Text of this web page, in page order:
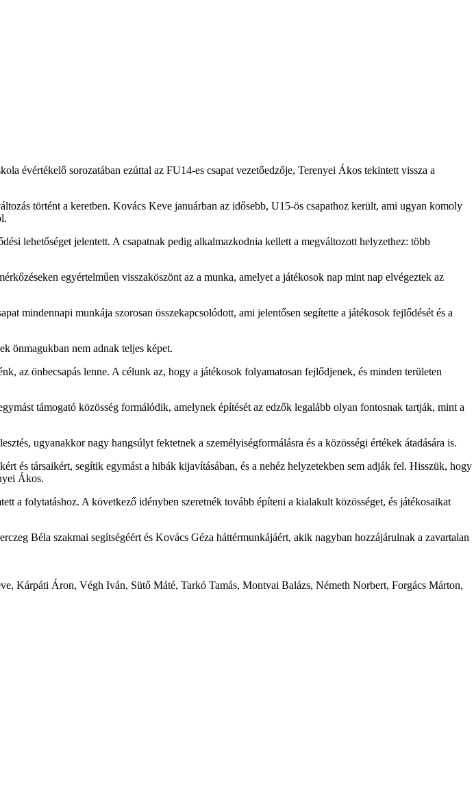
évértékelő sorozatában ezúttal az FU14-es csapat vezetőedzője, Terenyei Ákos tekintett vissza a
történt a keretben. Kovács Keve januárban az idősebb, U15-ös csapathoz került, ami ugyan komoly
lehetőséget jelentett. A csapatnak pedig alkalmazkodnia kellett a megváltozott helyzethez: több
egyértelműen visszaköszönt az a munka, amelyet a játékosok nap mint nap elvégeztek az
mindennapi munkája szorosan összekapcsolódott, ami jelentősen segítette a játékosok fejlődését és a
önmagukban nem adnak teljes képet.
az önbecsapás lenne. A célunk az, hogy a játékosok folyamatosan fejlődjenek, és minden területen
támogató közösség formálódik, amelynek építését az edzők legalább olyan fontosnak tartják, mint a
ugyanakkor nagy hangsúlyt fektetnek a személyiségformálásra és a közösségi értékek átadására is.
és társaikért, segítik egymást a hibák kijavításában, és a nehéz helyzetekben sem adják fel. Hisszük, hogy
Ákos.
a folytatáshoz. A következő idényben szeretnék tovább építeni a kialakult közösséget, és játékosaikat
Béla szakmai segítségéért és Kovács Géza háttérmunkájáért, akik nagyban hozzájárulnak a zavartalan
Kárpáti Áron, Végh Iván, Sütő Máté, Tarkó Tamás, Montvai Balázs, Németh Norbert, Forgács Márton,